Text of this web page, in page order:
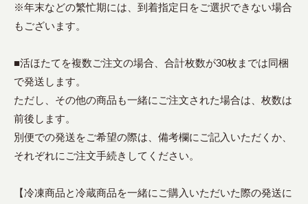
※年末などの繁忙期には、到着指定日をご選択できない場合
もございます。
■活ほたてを複数ご注文の場合、合計枚数が30枚までは同梱
で発送します。
ただし、その他の商品も一緒にご注文された場合は、枚数は
前後します。
別便での発送をご希望の際は、備考欄にご記入いただくか、
それぞれにご注文手続きしてください。
【冷凍商品と冷蔵商品を一緒にご購入いただいた際の発送に